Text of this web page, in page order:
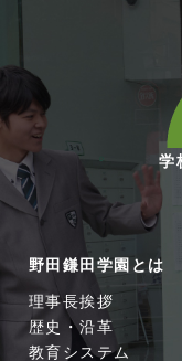
学
野田鎌田学園とは
理事長挨拶
歴史・沿革
教育システム